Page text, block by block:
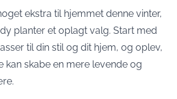
ekstra til hjemmet denne vinter,
planter et oplagt valg. Start med
til din stil og dit hjem, og oplev,
kan skabe en mere levende og